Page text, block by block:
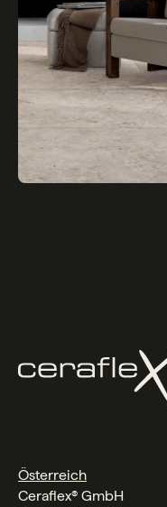
Österreich
Ceraflex® GmbH